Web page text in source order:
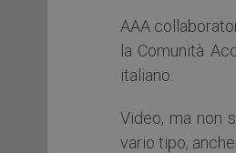
AAA
la Comunità
italiano.
Video, ma non
vario tipo,